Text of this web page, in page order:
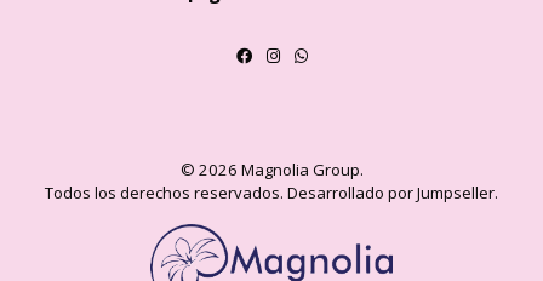
© 2026 Magnolia Group.
Todos los derechos reservados. Desarrollado por Jumpseller.